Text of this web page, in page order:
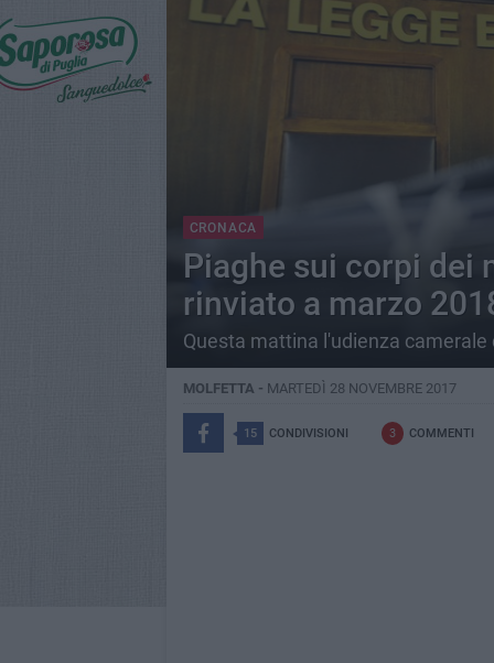
CRONACA
Piaghe sui corpi dei
rinviato a marzo
Questa mattina l'udienza camerale
MOLFETTA - MARTEDÌ 28 NOVEMBRE 2017
15 CONDIVISIONI 3 COMMENTI